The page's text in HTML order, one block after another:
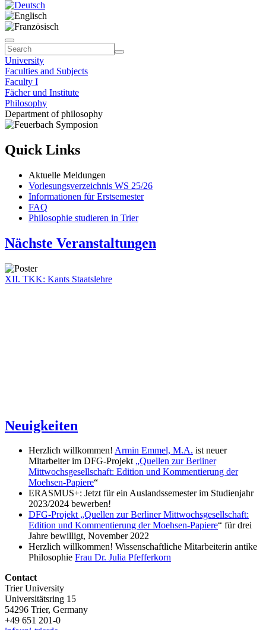
University
Faculties and Subjects
Faculty I
Fächer und Institute
Philosophy
Department of philosophy
Quick Links
Aktuelle Meldungen
Vorlesungsverzeichnis WS 25/26
Informationen für Erstsemester
FAQ
Philosophie studieren in Trier
Nächste Veranstaltungen
XII. TKK: Kants Staatslehre
Neuigkeiten
Herzlich willkommen! Armin Emmel, M.A. ist neuer
Mitarbeiter im DFG-Projekt „Quellen zur Berliner
Mittwochsgesellschaft: Edition und Kommentierung der
Moehsen-Papiere“
ERASMUS+: Jetzt für ein Auslandssemester im Studienjahr
2023/2024 bewerben!
DFG-Projekt „Quellen zur Berliner Mittwochsgesellschaft:
Edition und Kommentierung der Moehsen-Papiere“ für drei
Jahre bewilligt, November 2022
Herzlich willkommen! Wissenschaftliche Mitarbeiterin antike
Philosophie Frau Dr. Julia Pfefferkorn
Contact
Trier University
Universitätsring 15
54296 Trier, Germany
+49 651 201-0